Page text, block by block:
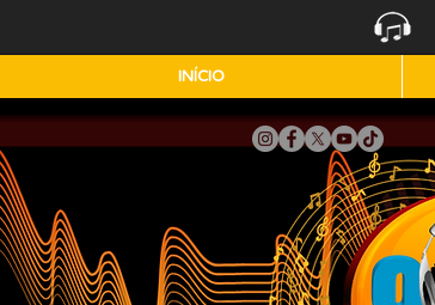
INÍCIO